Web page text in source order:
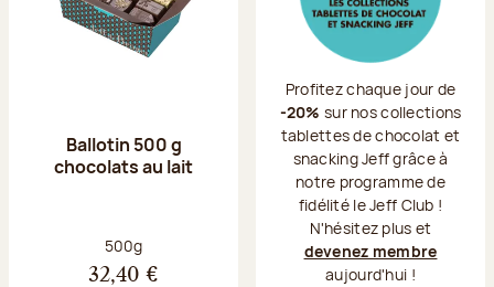
Ballotin 500 g
chocolats au lait
Poids net :
500g
32,40 €
Profitez chaque jour de
-20% sur nos collections
tablettes de chocolat et
snacking Jeff grâce à
notre programme de
fidélité le Jeff Club !
N'hésitez plus et
devenez membre
aujourd'hui !